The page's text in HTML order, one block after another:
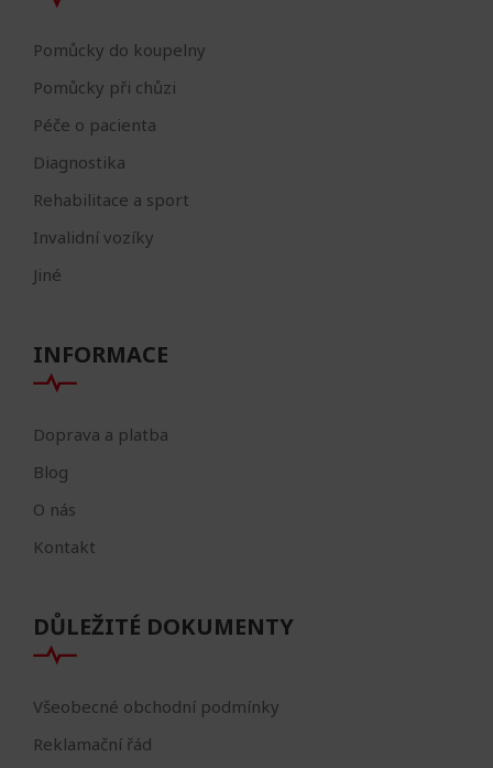
Pomůcky do koupelny
Pomůcky při chůzi
Péče o pacienta
Diagnostika
Rehabilitace a sport
Invalidní vozíky
Jiné
INFORMACE
Doprava a platba
Blog
O nás
Kontakt
DŮLEŽITÉ DOKUMENTY
Všeobecné obchodní podmínky
Reklamační řád